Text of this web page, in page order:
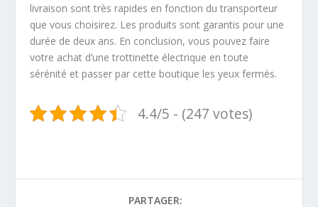
livraison sont très rapides en fonction du transporteur
que vous choisirez. Les produits sont garantis pour une
durée de deux ans. En conclusion, vous pouvez faire
votre achat d’une trottinette électrique en toute
sérénité et passer par cette boutique les yeux fermés.
4.4/5 - (247 votes)
PARTAGER: